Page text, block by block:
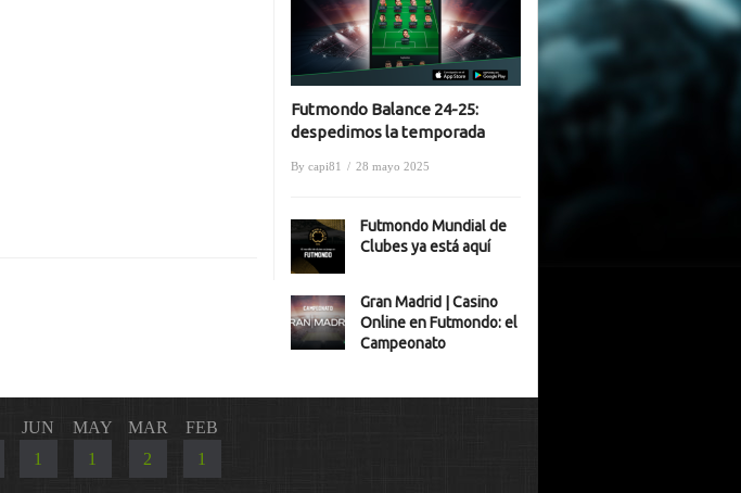
Futmondo Balance 24-25:
despedimos la temporada
By capi81 / 28 mayo 2025
Futmondo Mundial de
Clubes ya está aquí
Gran Madrid | Casino
Online en Futmondo: el
Campeonato
JUN
1
MAY
1
MAR
2
FEB
1